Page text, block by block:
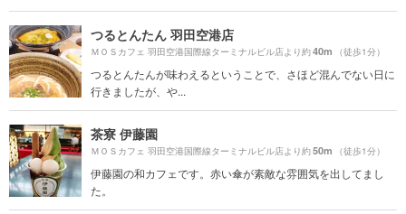
つるとんたん 羽田空港店
ＭＯＳカフェ 羽田空港国際線ターミナルビル店より約40m （徒歩1分）
つるとんたんが味わえるということで、さほど混んでない日に
行きましたが、や...
茶寮 伊藤園
ＭＯＳカフェ 羽田空港国際線ターミナルビル店より約50m （徒歩1分）
伊藤園の和カフェです。赤い傘が素敵な雰囲気を出してまし
た。